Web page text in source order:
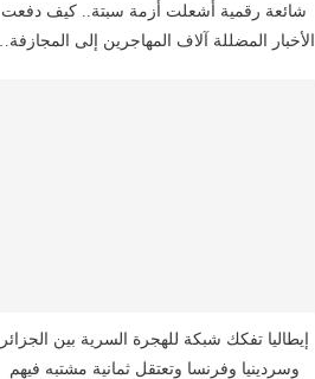
شائعة رقمية أشعلت أزمة سبتة.. كيف دفعت
الأخبار المضللة آلاف المهاجرين إلى المجازفة…
إيطاليا تفكك شبكة للهجرة السرية بين الجزائر
وسردينيا وفرنسا وتعتقل ثمانية مشتبه فيهم